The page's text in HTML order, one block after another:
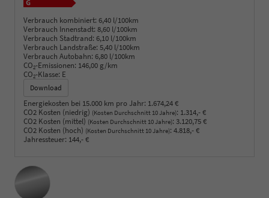
Verbrauch kombiniert: 6,40 l/100km
Verbrauch Innenstadt: 8,60 l/100km
Verbrauch Stadtrand: 6,10 l/100km
Verbrauch Landstraße: 5,40 l/100km
Verbrauch Autobahn: 6,80 l/100km
CO2-Emissionen: 146,00 g/km
CO2-Klasse: E
Download
Energiekosten bei 15.000 km pro Jahr: 1.674,24 €
CO2 Kosten (niedrig) (Kosten Durchschnitt 10 Jahre): 1.314,- €
CO2 Kosten (mittel) (Kosten Durchschnitt 10 Jahre): 3.120,75 €
CO2 Kosten (hoch) (Kosten Durchschnitt 10 Jahre): 4.818,- €
Jahressteuer: 144,- €